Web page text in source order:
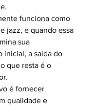
funciona como
jazz, e quando essa
sua
inicial, a saída do
que resta é o
é fornecer
qualidade e